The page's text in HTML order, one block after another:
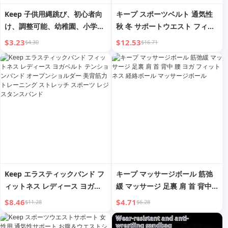
Keep 子供用縄跳び、初心者向
け、調整可能、幼稚園、小学校
1年生、生徒限定、子供用スポ
ーツフィットネス縄
$3.23$4.30
キープ スポーツベルト 通気性
秋 冬 サポートウエスト フィッ
トネス トレーニング レディー
スベルト ランニングウエストバ
ンド お腹引き締め
$12.53$16.71
Keep エラスティックバンド フ
ィットネス レディース ヨガベ
ルト テンションバンド オープ
ンショルダー 美背筋力トレーニ
ング ストレッチ スポーツ レジ
$8.46$11.28
キープ マッサージボール 筋弛
緩 マッサージ 足裏 肩 首 背中
腰 ヨガ フィットネス 経絡ボー
ル マッサージボール
$4.71$6.28